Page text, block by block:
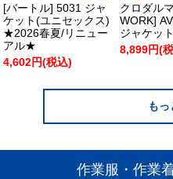
[バートル] 5031 ジャ
ケット(ユニセックス)
★2026春夏/リニュー
アル★
4,602円(税込)
クロダル
WORK]
ジャケット
8,899円(
もっ
作業服・作業